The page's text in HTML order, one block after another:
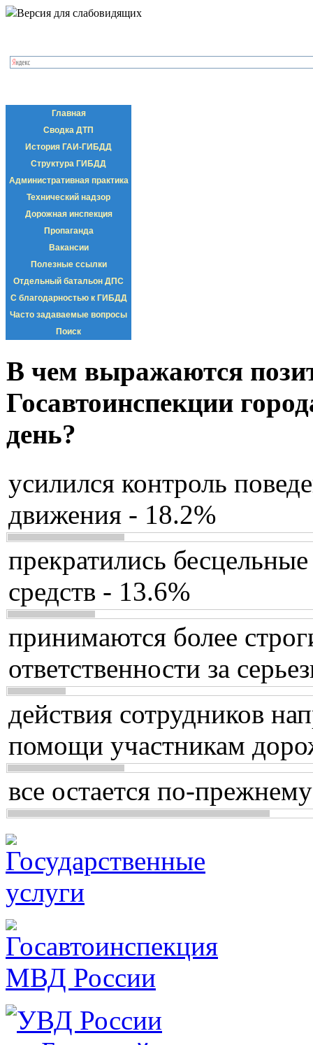
Версия для слабовидящих
Главная
Сводка ДТП
История ГАИ-ГИБДД
Структура ГИБДД
Административная практика
Технический надзор
Дорожная инспекция
Пропаганда
Вакансии
Полезные ссылки
Отдельный батальон ДПС
С благодарностью к ГИБДД
Часто задаваемые вопросы
Поиск
В чем выражаются
Госавтоинспекции
день?
усилился контроль
движения - 18.2%
прекратились
средств - 13.6%
принимаются более
ответственности за
действия сотрудников
помощи участникам
все остается по-